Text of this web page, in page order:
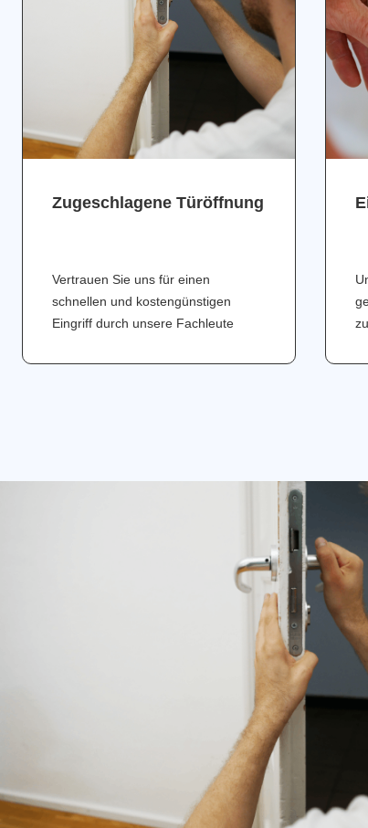
Zugeschlagene Türöffnung
Vertrauen Sie uns für einen
schnellen und kostengünstigen
Eingriff durch unsere Fachleute